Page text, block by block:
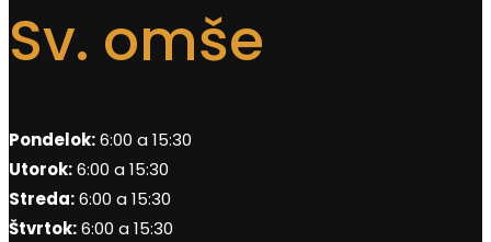
Sv. omše
Pondelok:6:00 a 15:30
Utorok:6:00 a 15:30
Streda:6:00 a 15:30
Štvrtok:6:00 a 15:30